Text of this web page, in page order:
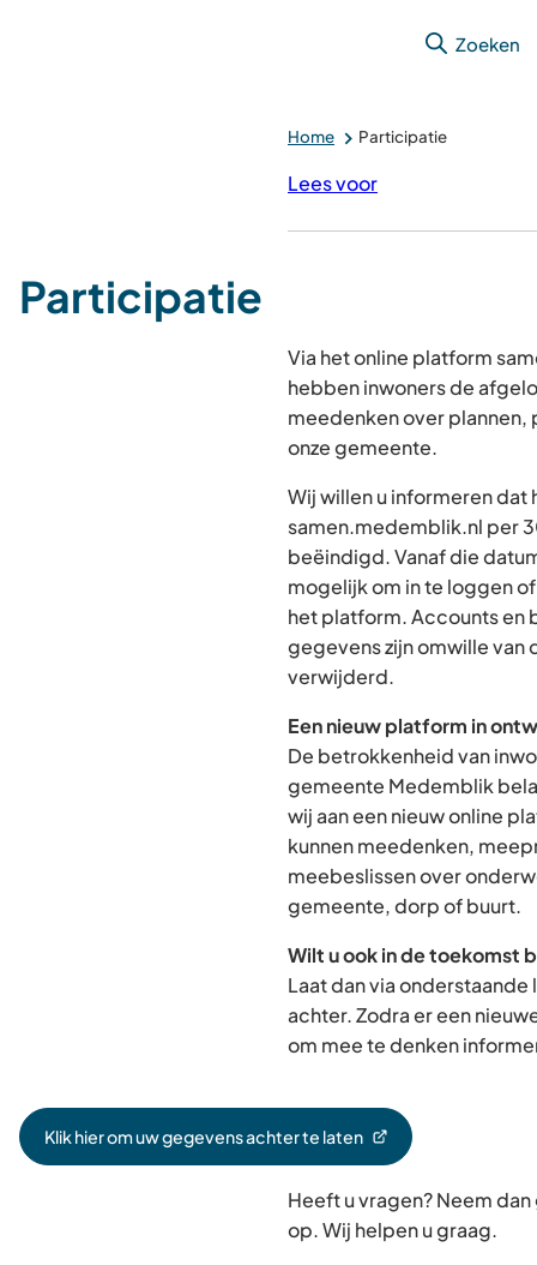
Zoeken
Home Participatie
Lees voor
Participatie
Via het online platform
hebben inwoners de
meedenken over
onze gemeente.
Wij willen u informeren dat
samen.medemblik.nl per
beëindigd. Vanaf die
mogelijk om in te loggen
het platform. Accounts en
gegevens zijn omwille van
verwijderd.
Een nieuw platform in
De betrokkenheid van
gemeente Medemblik
wij aan een nieuw online
kunnen meedenken,
meebeslissen over
gemeente, dorp of buurt.
Wilt u ook in de toekomst
Laat dan via
achter. Zodra er een
om mee te denken
Klik hier om uw gegevens achter te laten
(Verwijst
Heeft u vragen? Neem
op. Wij helpen u graag.